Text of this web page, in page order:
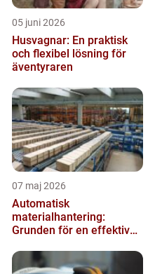
05 juni 2026
Husvagnar: En praktisk
och flexibel lösning för
äventyraren
07 maj 2026
Automatisk
materialhantering:
Grunden för en effektiv